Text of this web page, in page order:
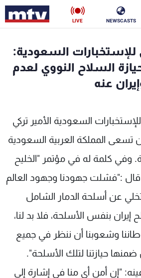
NEWSCASTS
LIVE
السعودية:
السلاح النووي لعدم
عنه
السعودية الأمير تركي
تسعى المملكة العربية السعودية
وفي كلمة له في مؤتمر "الخليح
قال :"فشلت جهودنا وجهود العالم
عن أسلحة الدمار الشامل
بنفس الأسلحة، فلا بد لنا،
وشعوبنا أن ننظر في جميع
ضمنها حيازتنا لتلك الأسلحة".
"إن أمن أي منا في إشارة إلى
رياضة